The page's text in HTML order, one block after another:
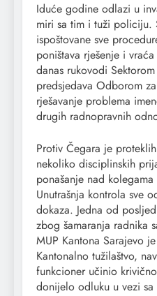
Iduće godine odlazi u
miri sa tim i tuži policiju.
ispoštovane sve
poništava rješenje i
danas rukovodi
predsjedava Odborom
rješavanje problema
drugih radnopravnih
Protiv Čegara je
nekoliko disciplinskih
ponašanje nad
Unutrašnja kontrola sve
dokaza. Jedna od
zbog šamaranja radnika
MUP Kantona Sarajevo
Kantonalno tužilaštvo,
funkcioner učinio
donijelo odluku u vezi sa